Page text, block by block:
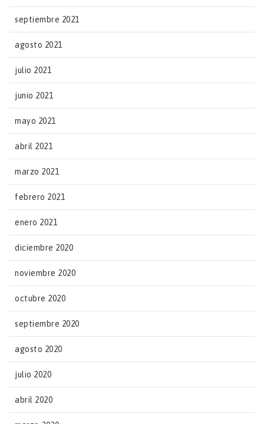
septiembre 2021
agosto 2021
julio 2021
junio 2021
mayo 2021
abril 2021
marzo 2021
febrero 2021
enero 2021
diciembre 2020
noviembre 2020
octubre 2020
septiembre 2020
agosto 2020
julio 2020
abril 2020